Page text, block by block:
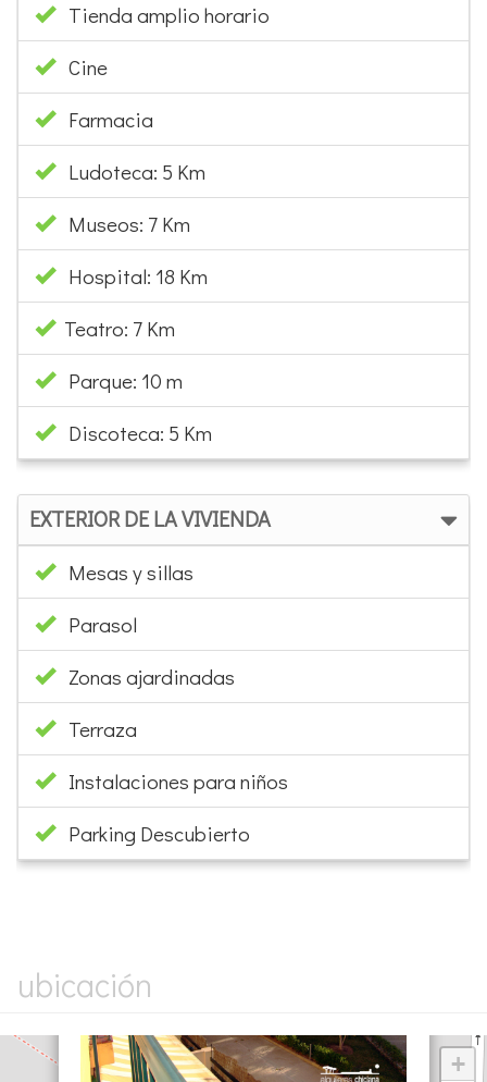
Tienda amplio horario
Cine
Farmacia
Ludoteca: 5 Km
Museos: 7 Km
Hospital: 18 Km
Teatro: 7 Km
Parque: 10 m
Discoteca: 5 Km
EXTERIOR DE LA VIVIENDA
Mesas y sillas
Parasol
Zonas ajardinadas
Terraza
Instalaciones para niños
Parking Descubierto
ubicación
+